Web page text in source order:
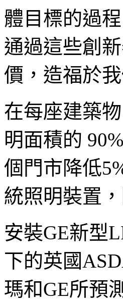
體目標的過
通過這些創
價，造福於
在每座建築
明面積的
個門市降低
統照明裝置
安裝GE新型
下的英國
瑪和GE所預